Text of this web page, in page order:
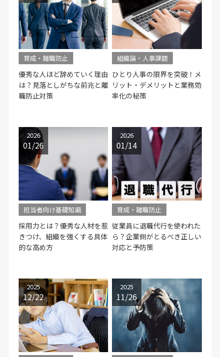
育成・離職防止
優秀な人ほど辞めていく理由
は？見落としがちな前兆と離
職防止対策
組織論・人事課題
ひとり人事の限界を突破！メ
リット・デメリットと業務効
率化の秘策
担当者向け基礎知識
採用力とは？優秀な人材を惹
きつけ、組織を強くする具体
的な高め方
2026
01/26
育成・離職防止
従業員に退職代行を使われた
ら？企業側がとるべき正しい
対応と予防策
2026
01/14
2025
12/22
2025
11/26